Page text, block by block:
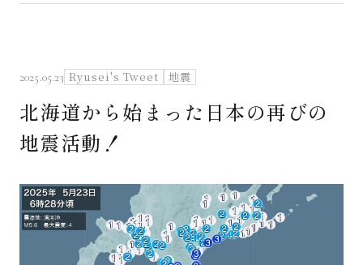
さえぐさ日誌
映像庫
Godo AIAとは
お知らせ
2025.05.23 Ryusei's Tweet 地震
北海道から始まった日本の再びの
地震活動！